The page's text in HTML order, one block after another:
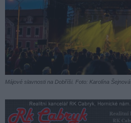
Májové slavnosti na Dobříši. Foto: Karolína Šejnová